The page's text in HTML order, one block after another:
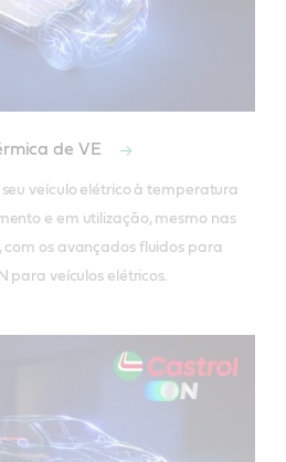
de VE
veículo elétrico à temperatura
e em utilização, mesmo nas
com os avançados fluidos para
para veículos elétricos.